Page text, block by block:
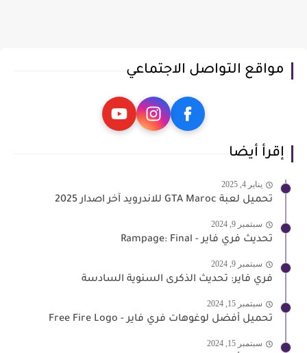
مواقع التواصل الاجتماعي
إقرأ أيضا
يناير 4, 2025
تحميل لعبة GTA Maroc للاندرويد آخر اصدار 2025
سبتمبر 9, 2024
تحديث فري فاير - Rampage: Final
سبتمبر 9, 2024
فري فاير: تحديث الذكرى السنوية السادسة
سبتمبر 15, 2024
تحميل أفضل لوغوهات فري فاير - Free Fire Logo
سبتمبر 15, 2024